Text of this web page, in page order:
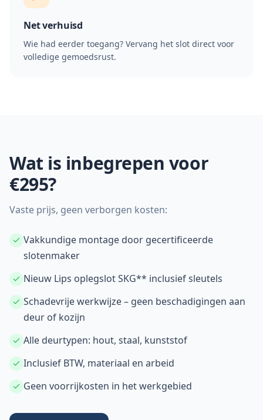
Net verhuisd
Wie had eerder toegang? Vervang het slot direct voor
volledige gemoedsrust.
Wat is inbegrepen voor
€295?
Vaste prijs, geen verborgen kosten:
Vakkundige montage door gecertificeerde
slotenmaker
Nieuw Lips oplegslot SKG** inclusief sleutels
Schadevrije werkwijze – geen beschadigingen aan
deur of kozijn
Alle deurtypen: hout, staal, kunststof
Inclusief BTW, materiaal en arbeid
Geen voorrijkosten in het werkgebied